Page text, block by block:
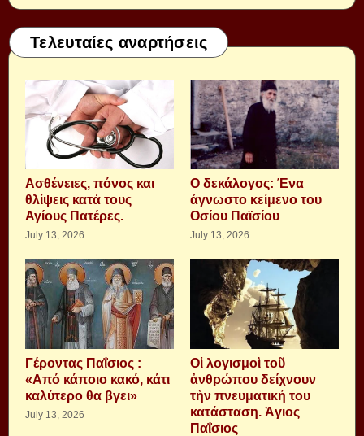
Τελευταίες αναρτήσεις
Aσθένειες, πόνος και
θλίψεις κατά τους
Αγίους Πατέρες.
July 13, 2026
Ο δεκάλογος: Ένα
άγνωστο κείμενο του
Οσίου Παϊσίου
July 13, 2026
Γέροντας Παΐσιος :
«Από κάποιο κακό, κάτι
καλύτερο θα βγει»
July 13, 2026
Οἱ λογισμοὶ τοῦ
ἀνθρώπου δείχνουν
τὴν πνευματική του
κατάσταση. Ἁγιος
Παΐσιος